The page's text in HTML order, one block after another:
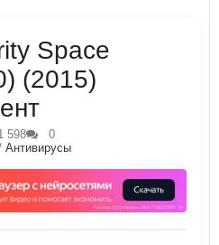
Space
(2015)
598
0
Антивирусы